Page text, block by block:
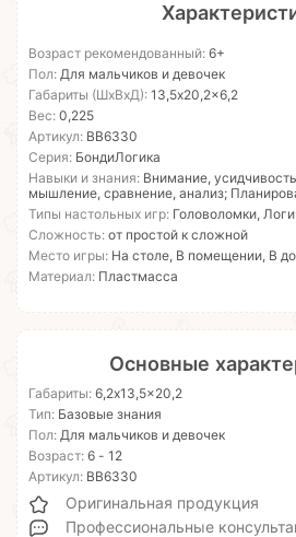
Возраст рекомендованный: 6+
Пол: Для мальчиков и девочек
Габариты (ШхВхД): 13,5x20,2x6,2
Вес: 0,225
Артикул: ВВ6330
Серия: БондиЛогика
Навыки и знания: Внимание,
мышление, сравнение, анализ;
Типы настольных игр: Головоломки,
Сложность: от простой к сложной
Место игры: На столе, В помещении, В
Материал: Пластмасса
Основные
Габариты: 6,2x13,5x20,2
Тип: Базовые знания
Пол: Для мальчиков и девочек
Возраст: 6 - 12
Артикул: ВВ6330
Оригинальная продукция
Профессиональные